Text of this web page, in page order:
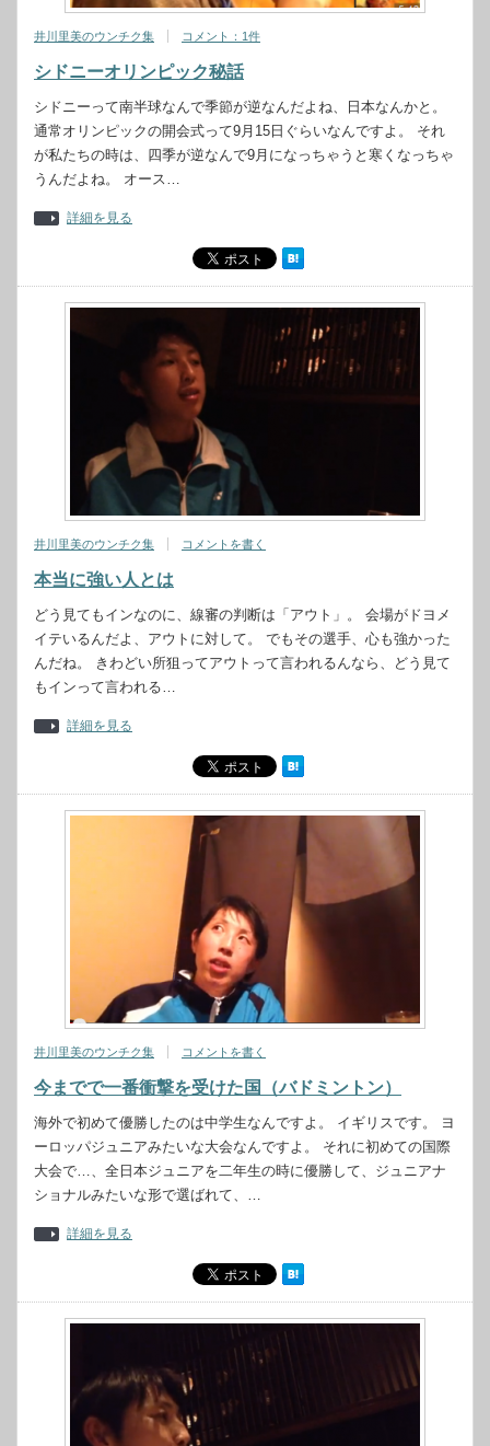
井川里美のウンチク集 コメント：1件
シドニーオリンピック秘話
シドニーって南半球なんで季節が逆なんだよね、日本なんかと。
通常オリンピックの開会式って9月15日ぐらいなんですよ。 それ
が私たちの時は、四季が逆なんで9月になっちゃうと寒くなっちゃ
うんだよね。 オース…
詳細を見る
井川里美のウンチク集 コメントを書く
本当に強い人とは
どう見てもインなのに、線審の判断は「アウト」。 会場がドヨメ
イテいるんだよ、アウトに対して。 でもその選手、心も強かった
んだね。 きわどい所狙ってアウトって言われるんなら、どう見て
もインって言われる…
詳細を見る
井川里美のウンチク集 コメントを書く
今までで一番衝撃を受けた国（バドミントン）
海外で初めて優勝したのは中学生なんですよ。 イギリスです。 ヨ
ーロッパジュニアみたいな大会なんですよ。 それに初めての国際
大会で…、全日本ジュニアを二年生の時に優勝して、ジュニアナ
ショナルみたいな形で選ばれて、…
詳細を見る